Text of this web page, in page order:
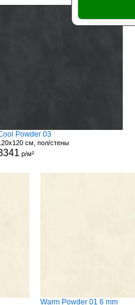
Powder 03
см, пол/стены
р/м²
Warm Powder 01 6 mm